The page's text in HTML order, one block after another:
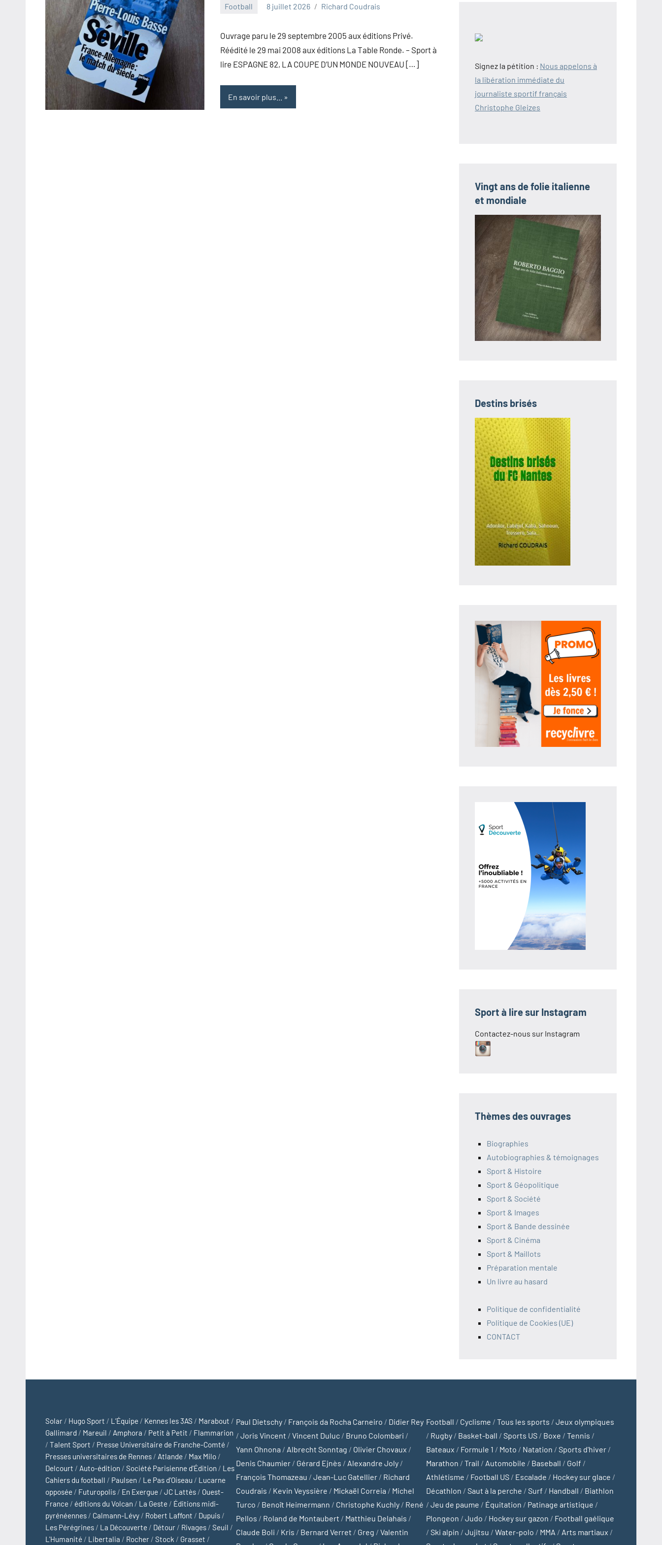
Football 8 juillet 2026 Richard Coudrais
Ouvrage paru le 29 septembre 2005 aux éditions Privé.
Réédité le 29 mai 2008 aux éditions La Table Ronde. – Sport à
lire ESPAGNE 82, LA COUPE D’UN MONDE NOUVEAU […]
En savoir plus...
Signez la pétition : Nous appelons à
la libération immédiate du
journaliste sportif français
Christophe Gleizes
Vingt ans de folie italienne
et mondiale
Destins brisés
Sport à lire sur Instagram
Contactez-nous sur Instagram
Thèmes des ouvrages
Biographies
Autobiographies & témoignages
Sport & Histoire
Sport & Géopolitique
Sport & Société
Sport & Images
Sport & Bande dessinée
Sport & Cinéma
Sport & Maillots
Préparation mentale
Un livre au hasard
Politique de confidentialité
Politique de Cookies (UE)
CONTACT
Solar / Hugo Sport / L’Équipe / Kennes les 3AS / Marabout /
Gallimard / Mareuil / Amphora / Petit à Petit / Flammarion
/ Talent Sport / Presse Universitaire de Franche-Comté /
Presses universitaires de Rennes / Atlande / Max Milo /
Delcourt / Auto-édition / Société Parisienne d'Édition / Les
Cahiers du football / Paulsen / Le Pas d’Oiseau / Lucarne
opposée / Futuropolis / En Exergue / JC Lattès / Ouest-
France / éditions du Volcan / La Geste / Éditions midi-
pyrénéennes / Calmann-Lévy / Robert Laffont / Dupuis /
Les Pérégrines / La Découverte / Détour / Rivages / Seuil /
L'Humanité / Libertalia / Rocher / Stock / Grasset /
Paul Dietschy/ François da Rocha Carneiro / Didier Rey
/ Joris Vincent / Vincent Duluc/ Bruno Colombari /
Yann Ohnona / Albrecht Sonntag / Olivier Chovaux /
Denis Chaumier/ Gérard Ejnès / Alexandre Joly/
François Thomazeau / Jean-Luc Gatellier/ Richard
Coudrais / Kevin Veyssière / Mickaël Correia / Michel
Turco / Benoît Heimermann / Christophe Kuchly/ René
Pellos / Roland de Montaubert / Matthieu Delahais /
Claude Boli / Kris / Bernard Verret / Greg / Valentin
Football / Cyclisme /Tous les sports /Jeux olympiques
/ Rugby / Basket-ball /Sports US / Boxe /Tennis /
Bateaux / Formule 1 / Moto / Natation /Sports d'hiver /
Marathon /Trail / Automobile / Baseball / Golf /
Athlétisme / Football US / Escalade / Hockey sur glace /
Décathlon /Saut à la perche /Surf / Handball / Biathlon
/Jeu de paume / Équitation / Patinage artistique /
Plongeon /Judo / Hockey sur gazon / Football gaélique
/Ski alpin /Jujitsu /Water-polo / MMA / Arts martiaux /